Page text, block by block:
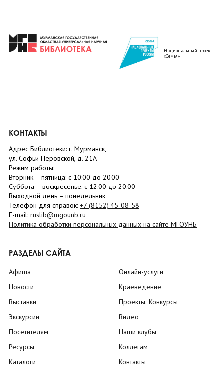
Национальный проект
«Семья»
КОНТАКТЫ
Адрес Библиотеки: г. Мурманск,
ул. Софьи Перовской, д. 21А
Режим работы:
Вторник – пятница: с 10:00 до 20:00
Суббота – воскресенье: c 12:00 до 20:00
Выходной день – понедельник
Телефон для справок: +7 (8152) 45-08-58
E-mail: ruslib@mgounb.ru
Политика обработки персональных данных на сайте МГОУНБ
РАЗДЕЛЫ САЙТА
Афиша
Новости
Выставки
Экскурсии
Посетителям
Ресурсы
Каталоги
Онлайн-услуги
Краеведение
Проекты. Конкурсы
Видео
Наши клубы
Коллегам
Контакты